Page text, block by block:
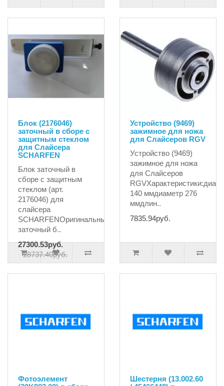
Блок (2176046)
заточный в сборе с
защитным стеклом
для Слайсера
SCHARFEN
Блок заточный в
сборе с защитным
стеклом (арт.
2176046) для
слайсера
SCHARFENОригинальный
заточный б..
27300.53руб.
28737.40руб.
Устройство (9469)
зажимное для ножа
для Слайсеров RGV
Устройство (9469)
зажимное для ножа
для Слайсеров
140 ммдиаметр 276
ммдлин..
7835.94руб.
Фотоэлемент
Шестерня (13.002.60